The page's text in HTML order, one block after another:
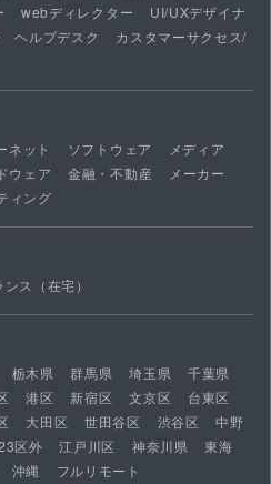
webディレクター
UI/UXデザイナ
ヘルプデスク
カスタマーサクセス/
ネット ソフトウェア
メディア
ウェア 金融・不動産
メーカー
ィング
ス（在宅）
栃木県 群馬県 埼玉県
千葉県
港区 新宿区 文京区
台東区
大田区 世田谷区 渋谷区
中野
区外 江戸川区 神奈川県
東海
沖縄 フルリモート